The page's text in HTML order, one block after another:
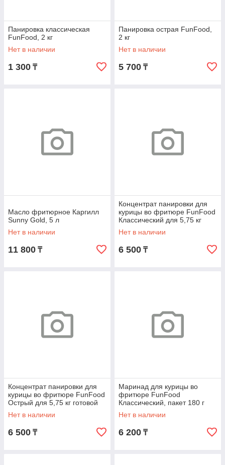
Панировка классическая
FunFood, 2 кг
Нет в наличии
1 300 ₸
Панировка острая FunFood,
2 кг
Нет в наличии
5 700 ₸
Масло фритюрное Каргилл
Sunny Gold, 5 л
Нет в наличии
11 800 ₸
Концентрат панировки для
курицы во фритюре FunFood
Классический для 5,75 кг
готовой смеси, пакет 375 г
Нет в наличии
6 500 ₸
Концентрат панировки для
курицы во фритюре FunFood
Острый для 5,75 кг готовой
смеси, пакет 375 г
Нет в наличии
6 500 ₸
Маринад для курицы во
фритюре FunFood
Классический, пакет 180 г
Нет в наличии
6 200 ₸